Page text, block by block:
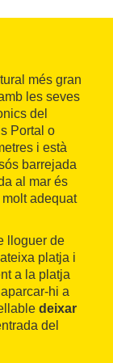
més gran
les seves
del
Portal o
i està
barrejada
al mar és
adequat
lloguer de
platja i
a la platja
hi a
deixar
del